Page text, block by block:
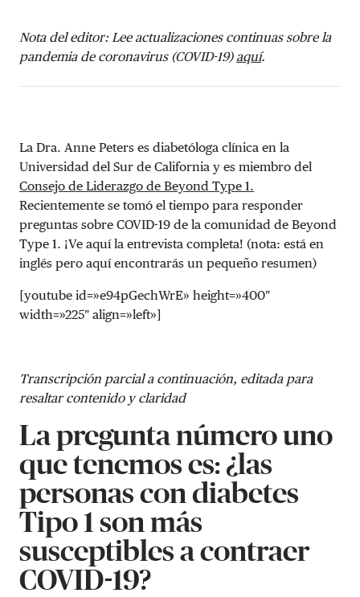
Nota del editor: Lee actualizaciones continuas sobre la
pandemia de coronavirus (COVID-19) aquí.
La Dra. Anne Peters es diabetóloga clínica en la
Universidad del Sur de California y es miembro del
Consejo de Liderazgo de Beyond Type 1.
Recientemente se tomó el tiempo para responder
preguntas sobre COVID-19 de la comunidad de Beyond
Type 1. ¡Ve aquí la entrevista completa! (nota: está en
inglés pero aquí encontrarás un pequeño resumen)
[youtube id=»e94pGechWrE» height=»400″
width=»225″ align=»left»]
Transcripción parcial a continuación, editada para
resaltar contenido y claridad
La pregunta número uno
que tenemos es: ¿las
personas con diabetes
Tipo 1 son más
susceptibles a contraer
COVID-19?